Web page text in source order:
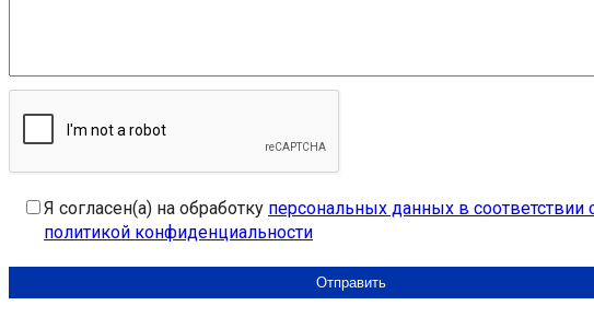
Я согласен(а) на обработку персональных данных в соответствии
политикой конфиденциальности